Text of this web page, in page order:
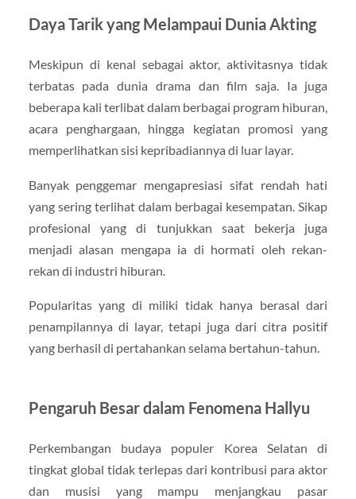
Daya Tarik yang Melampaui Dunia Akting
Meskipun di kenal sebagai aktor, aktivitasnya tidak
terbatas pada dunia drama dan film saja. Ia juga
beberapa kali terlibat dalam berbagai program hiburan,
acara penghargaan, hingga kegiatan promosi yang
memperlihatkan sisi kepribadiannya di luar layar.
Banyak penggemar mengapresiasi sifat rendah hati
yang sering terlihat dalam berbagai kesempatan. Sikap
profesional yang di tunjukkan saat bekerja juga
menjadi alasan mengapa ia di hormati oleh rekan-
rekan di industri hiburan.
Popularitas yang di miliki tidak hanya berasal dari
penampilannya di layar, tetapi juga dari citra positif
yang berhasil di pertahankan selama bertahun-tahun.
Pengaruh Besar dalam Fenomena Hallyu
Perkembangan budaya populer Korea Selatan di
tingkat global tidak terlepas dari kontribusi para aktor
dan musisi yang mampu menjangkau pasar